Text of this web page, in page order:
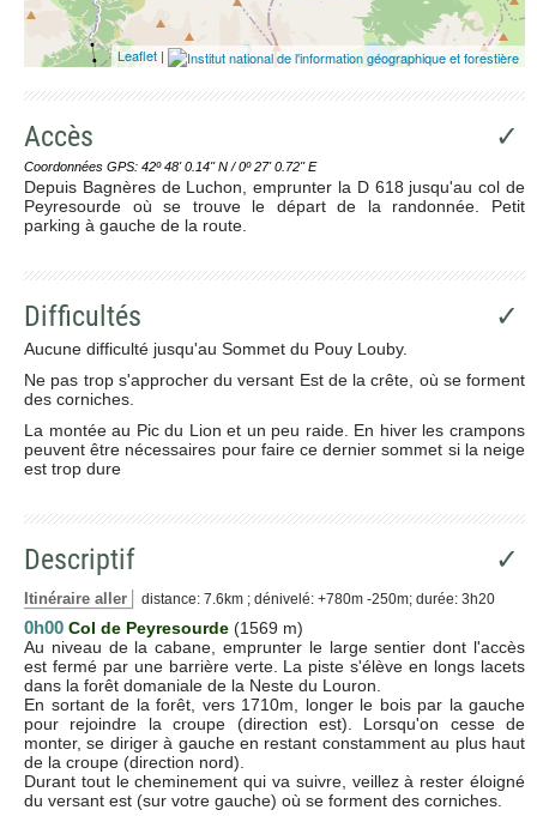
Leaflet |
Accès ✓
Coordonnées GPS: 42º 48' 0.14'' N / 0º 27' 0.72'' E
Depuis Bagnères de Luchon, emprunter la D 618 jusqu'au col de
Peyresourde où se trouve le départ de la randonnée. Petit
parking à gauche de la route.
Difficultés ✓
Aucune difficulté jusqu'au Sommet du Pouy Louby.
Ne pas trop s'approcher du versant Est de la crête, où se forment
des corniches.
La montée au Pic du Lion et un peu raide. En hiver les crampons
peuvent être nécessaires pour faire ce dernier sommet si la neige
est trop dure
Descriptif ✓
Itinéraire aller distance: 7.6km ; dénivelé: +780m -250m; durée: 3h20
0h00 Col de Peyresourde (1569 m)
Au niveau de la cabane, emprunter le large sentier dont l'accès
est fermé par une barrière verte. La piste s'élève en longs lacets
dans la forêt domaniale de la Neste du Louron.
En sortant de la forêt, vers 1710m, longer le bois par la gauche
pour rejoindre la croupe (direction est). Lorsqu'on cesse de
monter, se diriger à gauche en restant constamment au plus haut
de la croupe (direction nord).
Durant tout le cheminement qui va suivre, veillez à rester éloigné
du versant est (sur votre gauche) où se forment des corniches.